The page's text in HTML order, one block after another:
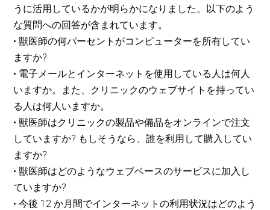
うに活用しているかが明らかになりました。以下のよう
な質問への回答が含まれています。
• 獣医師の何パーセントがコンピューターを所有してい
ますか?
• 電子メールとインターネットを使用している人は何人
いますか。また、クリニックのウェブサイトを持ってい
る人は何人いますか。
• 獣医師はクリニックの製品や備品をオンラインで注文
していますか? もしそうなら、誰を利用して購入してい
ますか?
• 獣医師はどのようなウェブベースのサービスに加入し
ていますか?
• 今後 12 か月間でインターネットの利用状況はどのよう